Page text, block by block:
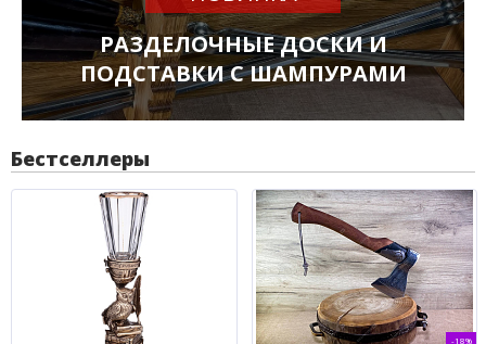
РАЗДЕЛОЧНЫЕ ДОСКИ И
ПОДСТАВКИ С ШАМПУРАМИ
Бестселлеры
-18%